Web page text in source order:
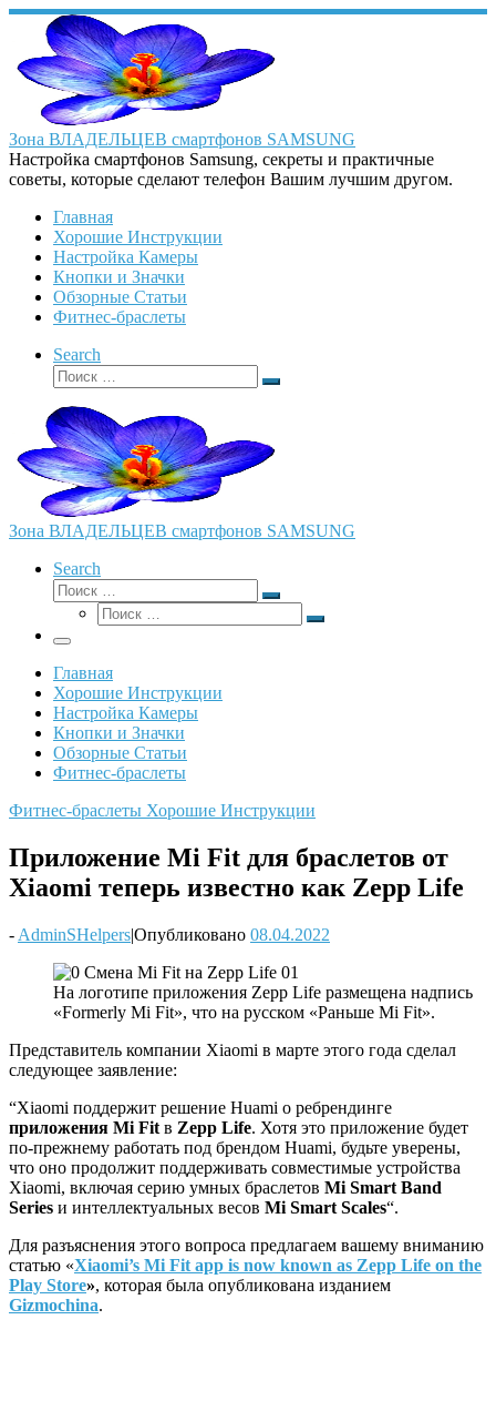
Перейти
содержимому
Зона ВЛАДЕЛЬЦЕВ смартфонов SAMSUNG
Настройка смартфонов Samsung, секреты и практичные
советы, которые сделают телефон Вашим лучшим другом.
Главная
Хорошие Инструкции
Настройка Камеры
Кнопки и Значки
Обзорные Статьи
Фитнес-браслеты
Search
Поиск
Поиск
Зона ВЛАДЕЛЬЦЕВ смартфонов SAMSUNG
Search
Поиск
Поиск
Поиск
Поиск
Меню
Главная
Хорошие Инструкции
Настройка Камеры
Кнопки и Значки
Обзорные Статьи
Фитнес-браслеты
Фитнес-браслеты Хорошие Инструкции
Приложение Mi Fit для браслетов от
Xiaomi теперь известно как Zepp Life
- AdminSHelpers|Опубликовано 08.04.2022
На логотипе приложения Zepp Life размещена надпись
«Formerly Mi Fit», что на русском «Раньше Mi Fit».
Представитель компании Xiaomi в марте этого года сделал
следующее заявление:
“Xiaomi поддержит решение Huami о ребрендинге
приложения Mi Fit в Zepp Life. Хотя это приложение будет
по-прежнему работать под брендом Huami, будьте уверены,
что оно продолжит поддерживать совместимые устройства
Xiaomi, включая серию умных браслетов Mi Smart Band
Series и интеллектуальных весов Mi Smart Scales“.
Для разъяснения этого вопроса предлагаем вашему вниманию
статью «Xiaomi’s Mi Fit app is now known as Zepp Life on the
Play Store», которая была опубликована изданием
Gizmochina.